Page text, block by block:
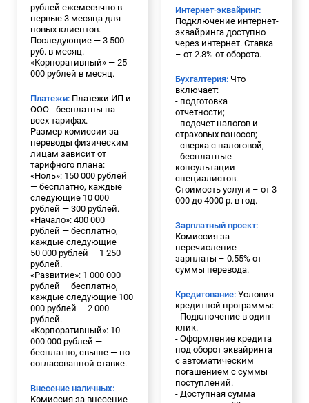
рублей ежемесячно в
первые 3 месяца для
новых клиентов.
Последующие — 3 500
руб. в месяц.
«Корпоративный» — 25
000 рублей в месяц.
Платежи: Платежи ИП и
ООО - бесплатны на
всех тарифах.
Размер комиссии за
переводы физическим
лицам зависит от
тарифного плана:
«Ноль»: 150 000 рублей
— бесплатно, каждые
следующие 10 000
рублей — 300 рублей.
«Начало»: 400 000
рублей — бесплатно,
каждые следующие
50 000 рублей — 1 250
рублей.
«Развитие»: 1 000 000
рублей — бесплатно,
каждые следующие 100
000 рублей — 2 000
рублей.
«Корпоративный»: 10
000 000 рублей —
бесплатно, свыше — по
согласованной ставке.
Внесение наличных:
Комиссия за внесение
Интернет-эквайринг:
Подключение интернет-
эквайринга доступно
через интернет. Ставка
– от 2.8% от оборота.
Бухгалтерия: Что
включает:
- подготовка
отчетности;
- подсчет налогов и
страховых взносов;
- сверка с налоговой;
- бесплатные
консультации
специалистов.
Стоимость услуги – от 3
000 до 4000 р. в год.
Зарплатный проект:
Комиссия за
перечисление
зарплаты – 0.55% от
суммы перевода.
Кредитование: Условия
кредитной программы:
- Подключение в один
клик.
- Оформление кредита
под оборот эквайринга
с автоматическим
погашением с суммы
поступлений.
- Доступная сумма